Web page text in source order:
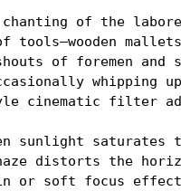
chanting of the
tools—wooden
of foremen
whipping
cinematic filter
sunlight saturates
distorts the
or soft focus effect